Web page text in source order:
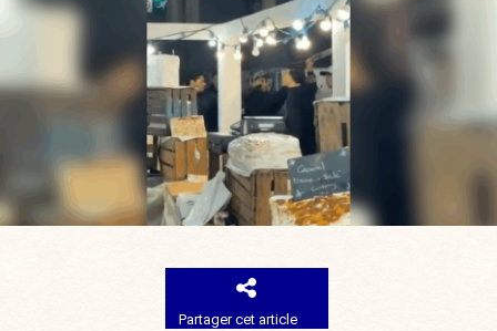
Partager cet article